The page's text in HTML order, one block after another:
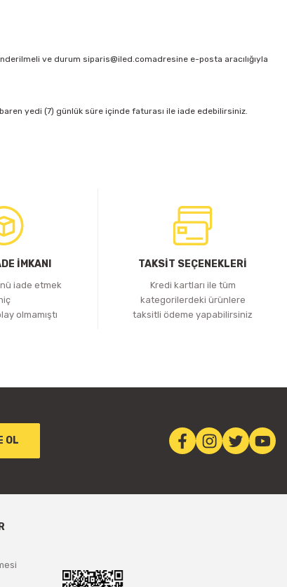
ve durum siparis@iled.comadresine e-posta aracılığıyla
yedi (7) günlük süre içinde faturası ile iade edebilirsiniz.
İMKANI
iade etmek
olmamıştı
TAKSİT SEÇENEKLERİ
Kredi kartları ile tüm
kategorilerdeki ürünlere
taksitli ödeme yapabilirsiniz
OL